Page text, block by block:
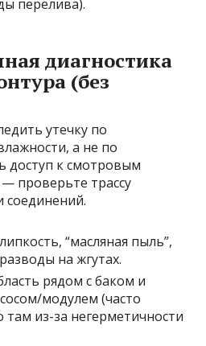
перелива).
диагностика
(без
утечку по
а не по
доступ к смотровым
проверьте трассу
соединений.
“масляная пыль”,
на жгутах.
рядом с баком и
модулем (часто
там из-за негерметичности